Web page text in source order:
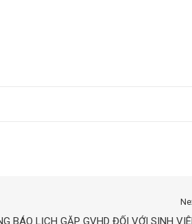
BÁO LỊCH GẶP GVHD ĐỐI VỚI SINH